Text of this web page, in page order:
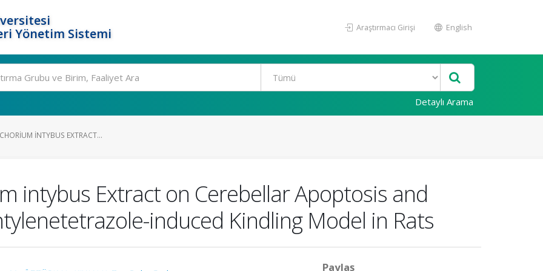
Yönetim Sistemi
Araştırmacı Girişi English
Detaylı Arama
INTYBUS EXTRACT...
intybus Extract on Cerebellar Apoptosis and
induced Kindling Model in Rats
Paylaş